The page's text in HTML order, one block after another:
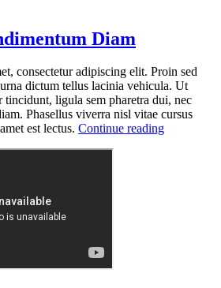
Diam
consectetur adipiscing elit. Proin sed
dictum tellus lacinia vehicula. Ut
tincidunt, ligula sem pharetra dui, nec
Phasellus viverra nisl vitae cursus
est lectus. Continue reading